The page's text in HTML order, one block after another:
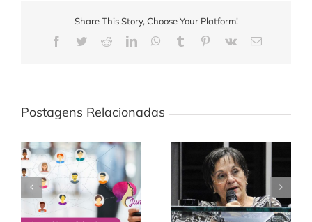
Share This Story, Choose Your Platform!
Facebook
TwitterRedditLinkedInWhatsApp
Tumblr Pinterest
Vk
E-
Postagens Relacionadas
Maria da Penha
defende ampliação do
atendimento
especializado à
Câmara aprova
registro de violência
contra a mulher em